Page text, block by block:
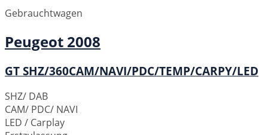
Gebrauchtwagen
Peugeot 2008
GT SHZ/360CAM/NAVI/PDC/TEMP/CARPY/LED
SHZ/ DAB
CAM/ PDC/ NAVI
LED / Carplay